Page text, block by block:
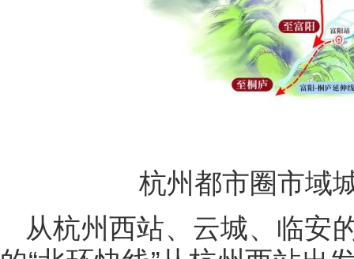
杭州都市圈市域
从杭州西站、云城、临安